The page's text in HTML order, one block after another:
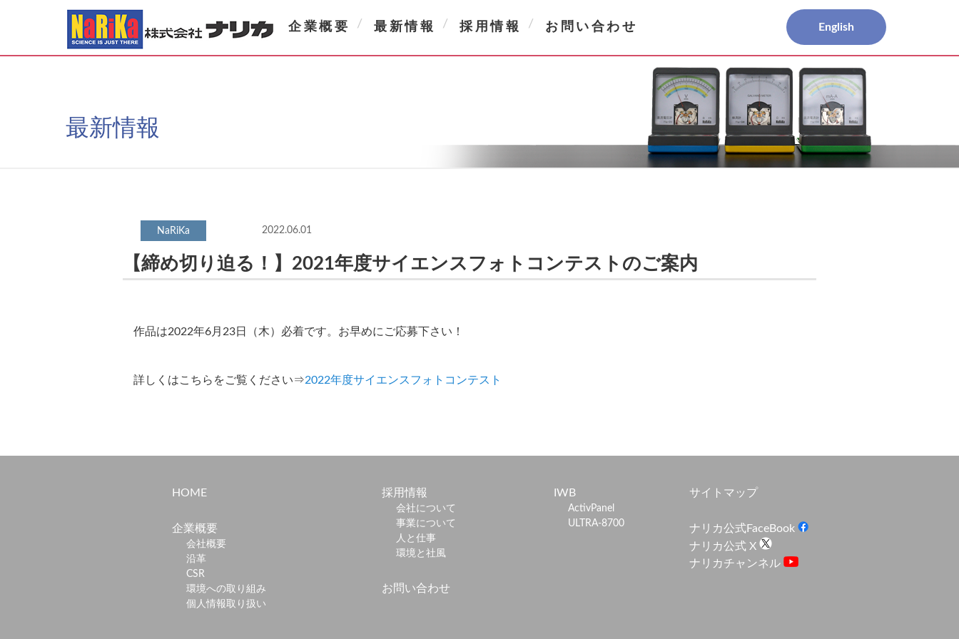
企業概要 最新情報 採用情報 お問い合わせ English
最新情報
2022.06.01
【締め切り迫る！】2021年度サイエンスフォトコンテストのご案内
作品は2022年6月23日（木）必着です。お早めにご応募下さい！
詳しくはこちらをご覧ください⇒2022年度サイエンスフォトコンテスト
HOME
企業概要
会社概要
沿革
CSR
環境への取り組み
個人情報取り扱い
採用情報
会社について
事業について
人と仕事
環境と社風
お問い合わせ
IWB
ActivPanel
ULTRA-8700
サイトマップ
ナリカ公式FaceBook
ナリカ公式 X
ナリカチャンネル